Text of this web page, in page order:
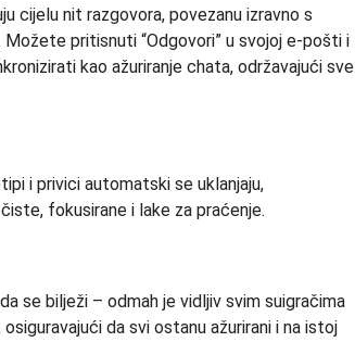
cijelu nit razgovora, povezanu izravno s
pritisnuti “Odgovori” u svojoj e-pošti i
kao ažuriranje chata, održavajući sve
i privici automatski se uklanjaju,
fokusirane i lake za praćenje.
se bilježi – odmah je vidljiv svim suigračima
da svi ostanu ažurirani i na istoj